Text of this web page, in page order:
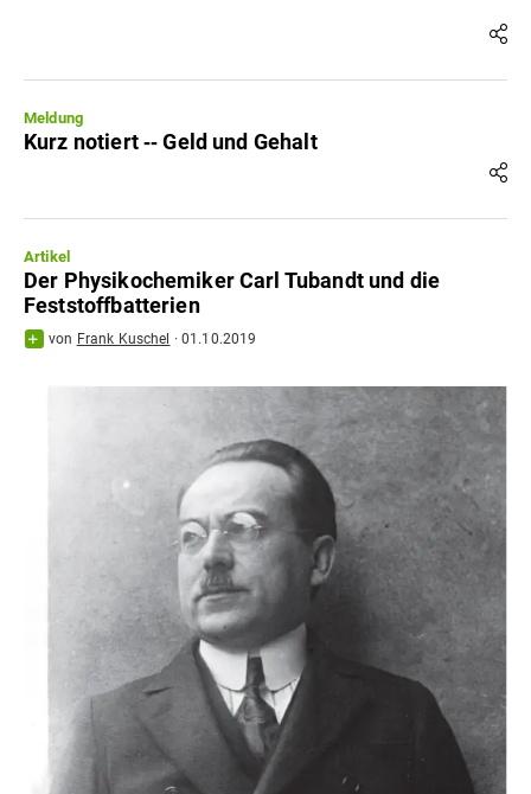
Meldung
Kurz notiert ‐‐ Geld und Gehalt
Artikel
Der Physikochemiker Carl Tubandt und die
Feststoffbatterien
von Frank Kuschel ·01.10.2019